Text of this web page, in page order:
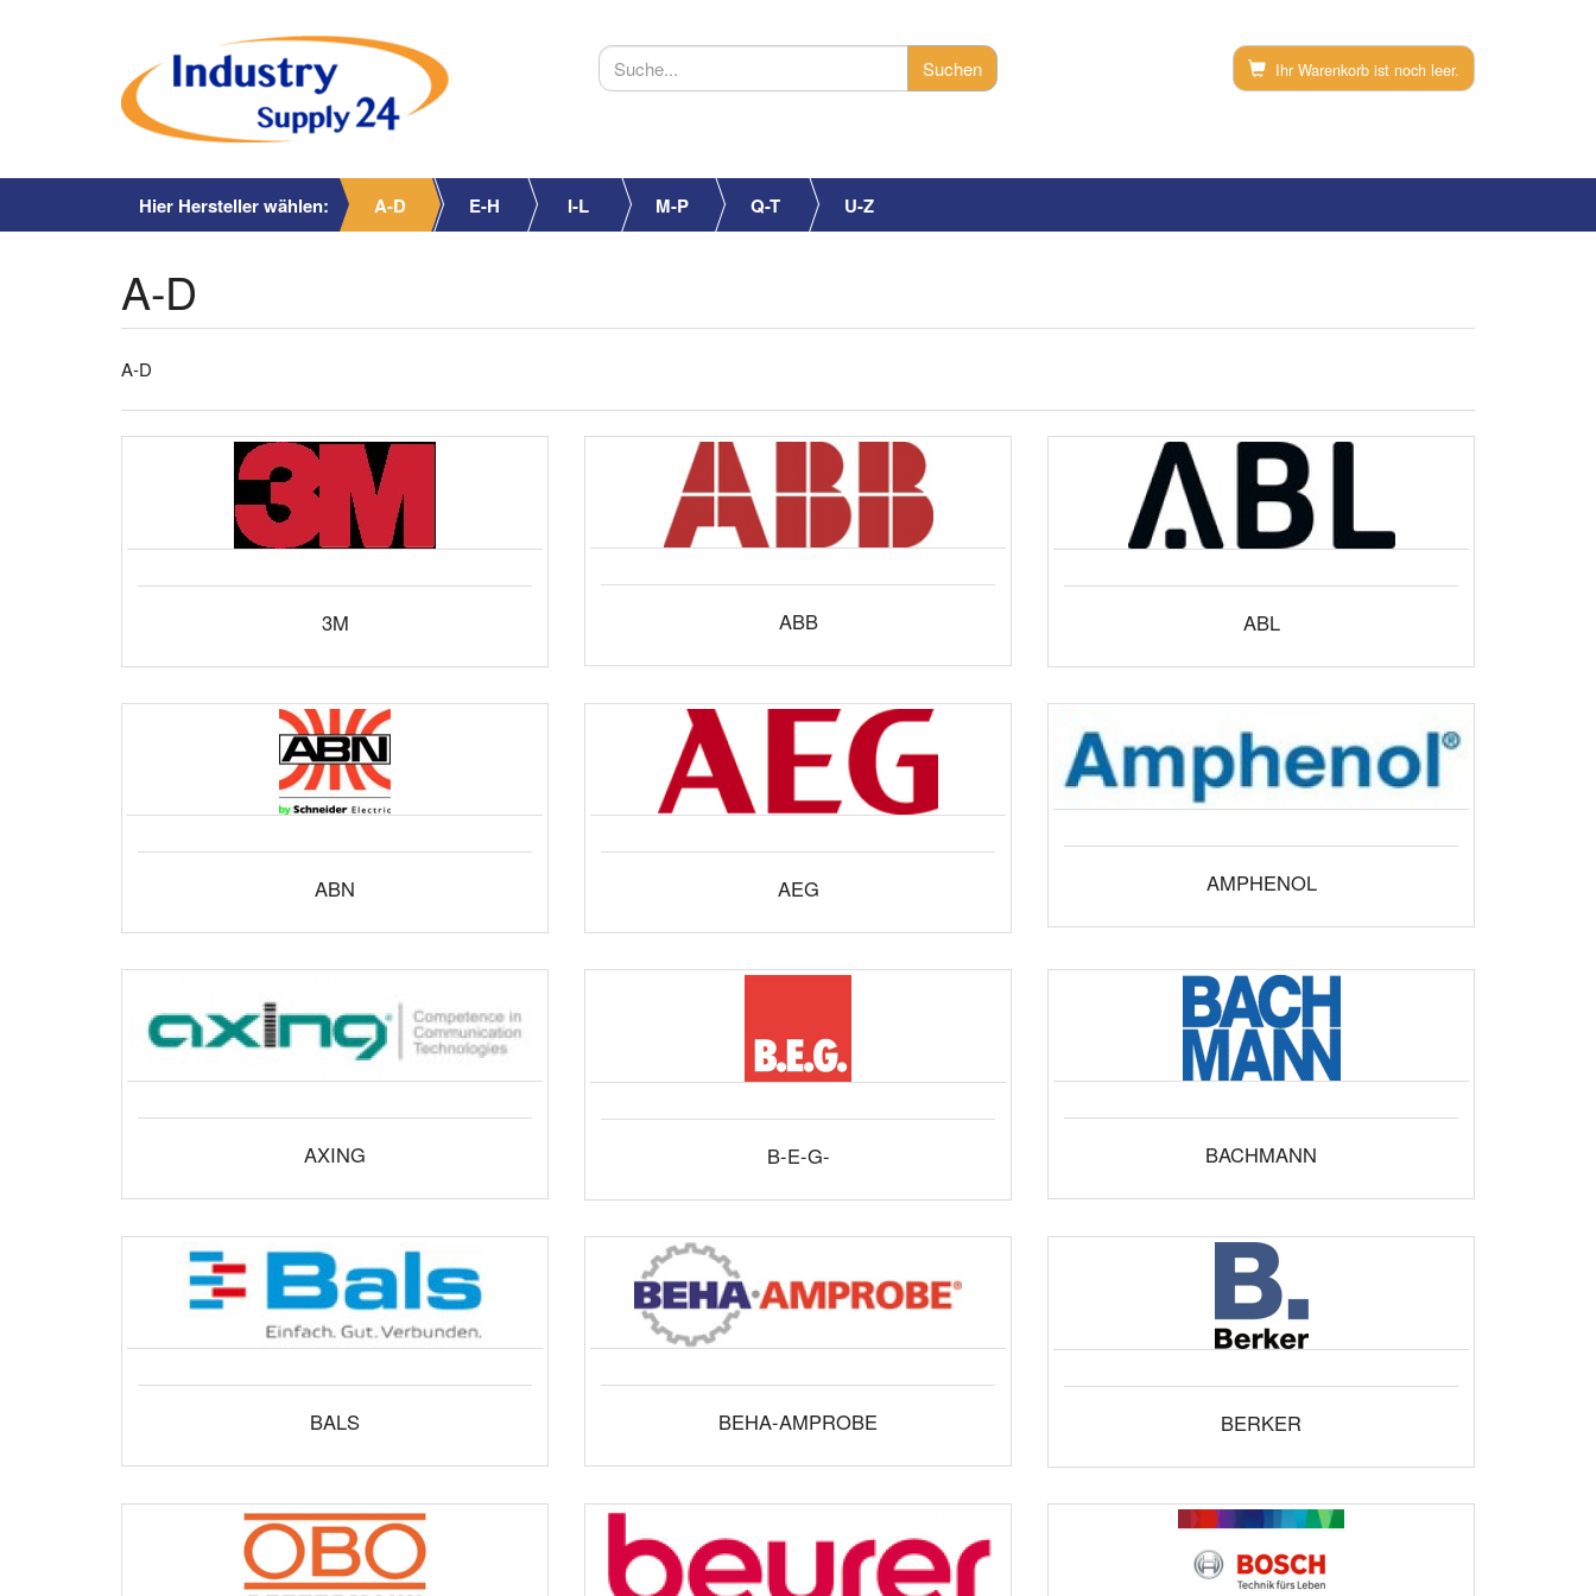
Ihr Warenkorb ist noch leer.
Hier Hersteller wählen: A-D E-H I-L M-P Q-T U-Z
A-D
A-D
3M ABB ABL
ABN AEG AMPHENOL
AXING B-E-G- BACHMANN
BALS BEHA-AMPROBE BERKER